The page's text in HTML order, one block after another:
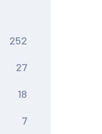
252
27
18
7